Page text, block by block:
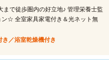
で徒歩圏内の好立地♪ 管理栄養士監
☆ 全室家具家電付き＆光ネット無
／浴室乾燥機付き